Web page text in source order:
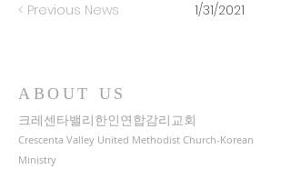
< Previous News 1/31/2021
ABOUT US
크레센타밸리한인연합감리교회
Crescenta Valley United Methodist Church-Korean
Ministry